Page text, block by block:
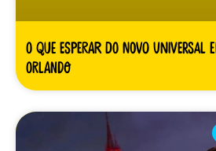
O Que Esperar do Novo Universal
Orlando